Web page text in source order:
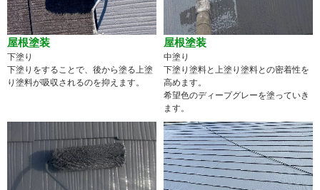
屋根塗装
下塗り
下塗りをすることで、後から塗る上塗
り塗料が吸収されるのを抑えます。
屋根塗装
中塗り
下塗り塗料と上塗り塗料との密着性を
高めます。
希望色のディープグレーを塗っていき
ます。